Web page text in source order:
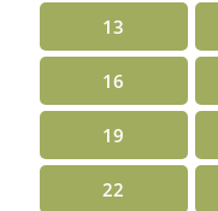
13
16
19
22